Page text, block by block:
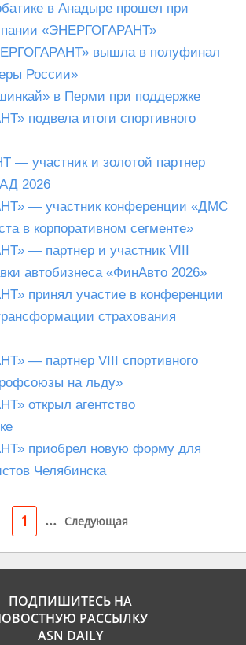
в Анадыре прошел при
«ЭНЕРГОГАРАНТ»
вышла в полуфинал
России»
в Перми при поддержке
подвела итоги спортивного
— участник и золотой партнер
2026
— участник конференции «ДМС
в корпоративном сегменте»
— партнер и участник VIII
автобизнеса «ФинАвто 2026»
принял участие в конференции
страхования
— партнер VIII спортивного
на льду»
открыл агентство
приобрел новую форму для
Челябинска
1 ... Следующая
ПОДПИШИТЕСЬ НА
РАССЫЛКУ
ASN DAILY